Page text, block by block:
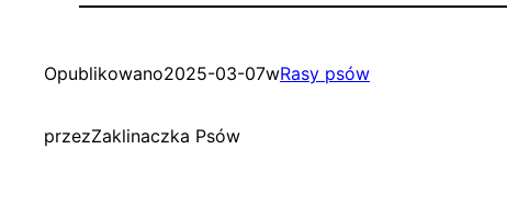
Opublikowano2025-03-07wRasy psów
przezZaklinaczka Psów